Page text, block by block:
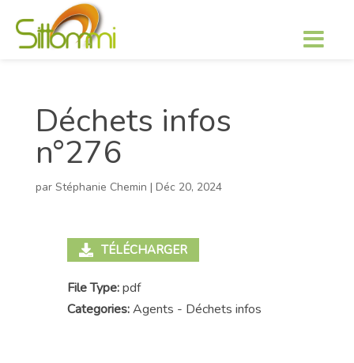
Déchets infos
n°276
par Stéphanie Chemin | Déc 20, 2024
TÉLÉCHARGER
File Type:pdf
Categories:Agents - Déchets infos